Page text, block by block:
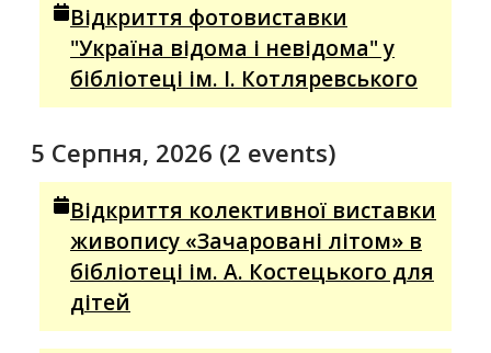
Відкриття фотовиставки
"Україна відома і невідома" у
бібліотеці ім. І. Котляревського
5 Серпня, 2026 (2 events)
Відкриття колективної виставки
живопису «Зачаровані літом» в
бібліотеці ім. А. Костецького для
дітей